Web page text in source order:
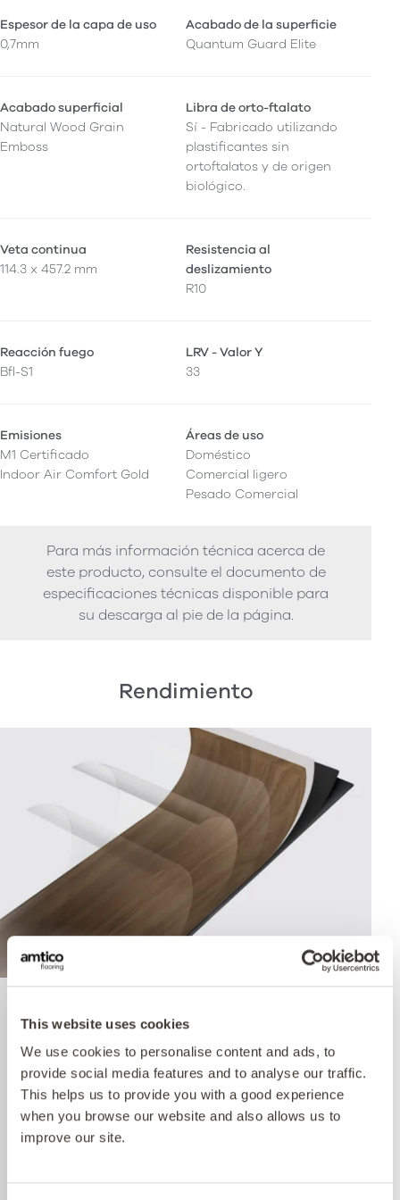
This website uses cookies
We use cookies to personalise content and ads, to
provide social media features and to analyse our traffic.
This helps us to provide you with a good experience
when you browse our website and also allows us to
improve our site.
Espesor de la capa de uso
0,7mm
Acabado de la superficie
Quantum Guard Elite
Acabado superficial
Natural Wood Grain
Emboss
Libra de orto-ftalato
Sí - Fabricado utilizando
plastificantes sin
ortoftalatos y de origen
biológico.
Veta continua
114.3 x 457.2 mm
Resistencia al
deslizamiento
R10
Reacción fuego
Bfl-S1
LRV - Valor Y
33
Emisiones
M1 Certificado
Indoor Air Comfort Gold
Áreas de uso
Doméstico
Comercial ligero
Pesado Comercial
Para más información técnica acerca de
este producto, consulte el documento de
especificaciones técnicas disponible para
su descarga al pie de la página.
Rendimiento
Quantum Guard Elite
Antimicrobial
The crowning feature of our Multiple Performance
System is our Quantum Guard urethane layer
Guard is the most durable urethane on the